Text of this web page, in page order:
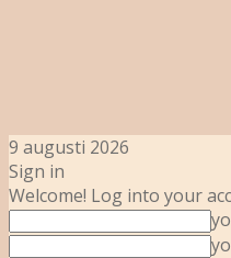
9 augusti 2026
Sign in
Welcome! Log into your